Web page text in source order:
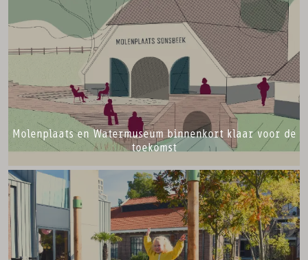
Molenplaats en Watermuseum binnenkort klaar voor de
toekomst